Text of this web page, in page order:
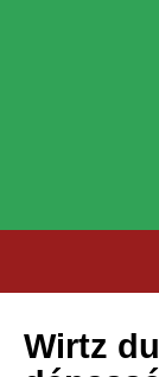
Wirtz